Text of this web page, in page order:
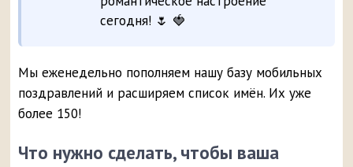
сегодня! 🌷 🍓
Мы еженедельно пополняем нашу базу мобильных
поздравлений и расширяем список имён. Их уже
более 150!
Что нужно сделать, чтобы ваша